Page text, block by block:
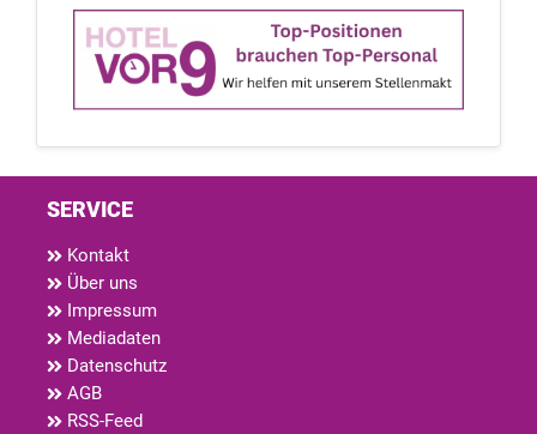
SERVICE
Kontakt
Über uns
Impressum
Mediadaten
Datenschutz
AGB
RSS-Feed